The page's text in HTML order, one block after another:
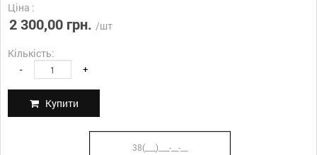
Ціна :
2 300,00 грн. /шт
Кількість:
- +
Купити